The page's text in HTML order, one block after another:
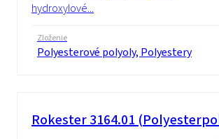
hydroxylové...
Zloženie
Polyesterové polyoly, Polyestery
Rokester 3164.01